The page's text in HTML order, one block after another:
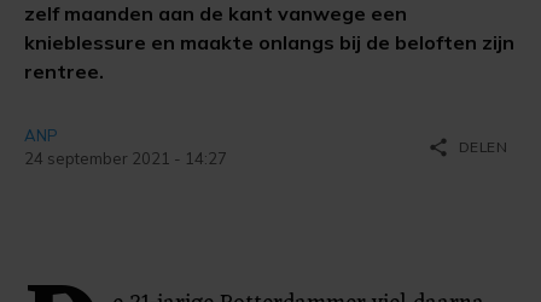
zelf maanden aan de kant vanwege een
knieblessure en maakte onlangs bij de beloften zijn
rentree.
ANP
24 september 2021 - 14:27
share DELEN